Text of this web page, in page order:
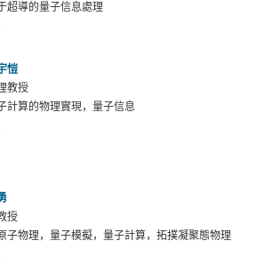
超導的量子信息處理
愷
教授
計算的物理實現，量子信息
授
子物理，量子模擬，量子計算，拓撲凝聚態物理